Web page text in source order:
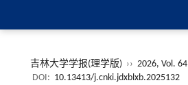
吉林大学学报(理学版) ›› 2026, Vol. 64
DOI: 10.13413/j.cnki.jdxblxb.2025132